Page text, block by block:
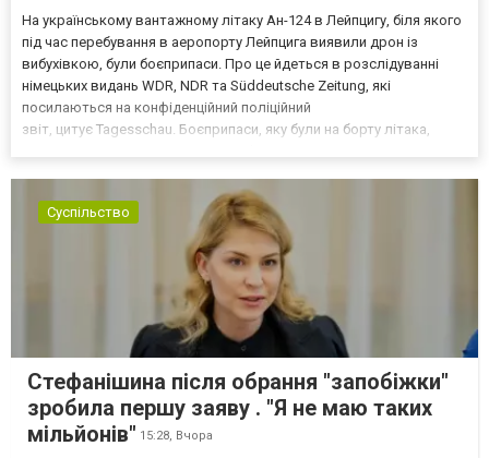
На українському вантажному літаку Ан-124 в Лейпцигу, біля якого
під час перебування в аеропорту Лейпцига виявили дрон із
вибухівкою, були боєприпаси. Про це йдеться в розслідуванні
німецьких видань WDR, NDR та Süddeutsche Zeitung, які
посилаються на конфіденційний поліційний
звіт, цитує Tagesschau. Боєприпаси, яку були на борту літака,
Суспільство
Стефанішина після обрання "запобіжки"
зробила першу заяву . "Я не маю таких
мільйонів" 15:28, Вчора